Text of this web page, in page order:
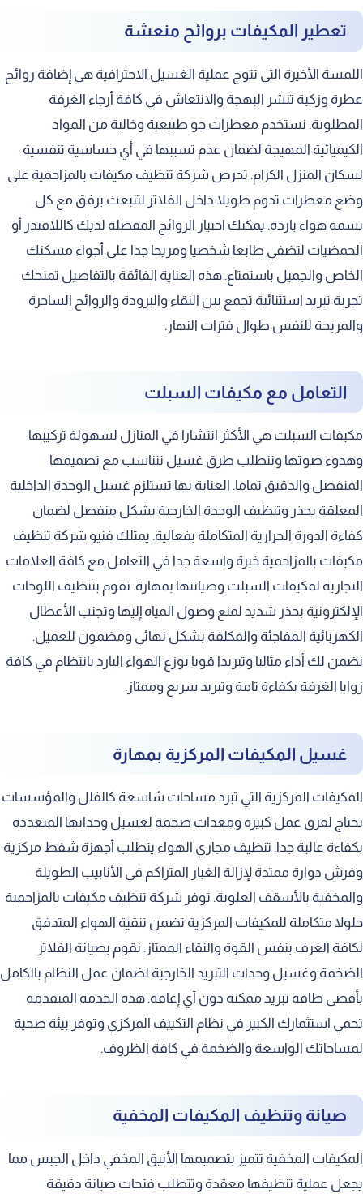
تعطير المكيفات بروائح منعشة
اللمسة الأخيرة التي تتوج عملية الغسيل الاحترافية هي إضافة روائح
عطرة وزكية تنشر البهجة والانتعاش في كافة أرجاء الغرفة
المطلوبة. نستخدم معطرات جو طبيعية وخالية من المواد
الكيميائية المهيجة لضمان عدم تسببها في أي حساسية تنفسية
لسكان المنزل الكرام. تحرص شركة تنظيف مكيفات بالمزاحمية على
وضع معطرات تدوم طويلا داخل الفلاتر لتنبعث برفق مع كل
نسمة هواء باردة. يمكنك اختيار الروائح المفضلة لديك كاللافندر أو
الحمضيات لتضفي طابعا شخصيا ومريحا جدا على أجواء مسكنك
الخاص والجميل باستمتاع. هذه العناية الفائقة بالتفاصيل تمنحك
تجربة تبريد استثنائية تجمع بين النقاء والبرودة والروائح الساحرة
والمريحة للنفس طوال فترات النهار.
التعامل مع مكيفات السبلت
مكيفات السبلت هي الأكثر انتشارا في المنازل لسهولة تركيبها
وهدوء صوتها وتتطلب طرق غسيل تتناسب مع تصميمها
المنفصل والدقيق تماما. العناية بها تستلزم غسيل الوحدة الداخلية
المعلقة بحذر وتنظيف الوحدة الخارجية بشكل منفصل لضمان
كفاءة الدورة الحرارية المتكاملة بفعالية. يمتلك فنيو شركة تنظيف
مكيفات بالمزاحمية خبرة واسعة جدا في التعامل مع كافة العلامات
التجارية لمكيفات السبلت وصيانتها بمهارة. نقوم بتنظيف اللوحات
الإلكترونية بحذر شديد لمنع وصول المياه إليها وتجنب الأعطال
الكهربائية المفاجئة والمكلفة بشكل نهائي ومضمون للعميل.
نضمن لك أداء مثاليا وتبريدا قويا يوزع الهواء البارد بانتظام في كافة
زوايا الغرفة بكفاءة تامة وتبريد سريع وممتاز.
غسيل المكيفات المركزية بمهارة
المكيفات المركزية التي تبرد مساحات شاسعة كالفلل والمؤسسات
تحتاج لفرق عمل كبيرة ومعدات ضخمة لغسيل وحداتها المتعددة
بكفاءة عالية جدا. تنظيف مجاري الهواء يتطلب أجهزة شفط مركزية
وفرش دوارة ممتدة لإزالة الغبار المتراكم في الأنابيب الطويلة
والمخفية بالأسقف العلوية. توفر شركة تنظيف مكيفات بالمزاحمية
حلولا متكاملة للمكيفات المركزية تضمن تنقية الهواء المتدفق
لكافة الغرف بنفس القوة والنقاء الممتاز. نقوم بصيانة الفلاتر
الضخمة وغسيل وحدات التبريد الخارجية لضمان عمل النظام بالكامل
بأقصى طاقة تبريد ممكنة دون أي إعاقة. هذه الخدمة المتقدمة
تحمي استثمارك الكبير في نظام التكييف المركزي وتوفر بيئة صحية
لمساحاتك الواسعة والضخمة في كافة الظروف.
صيانة وتنظيف المكيفات المخفية
المكيفات المخفية تتميز بتصميمها الأنيق المخفي داخل الجبس مما
يجعل عملية تنظيفها معقدة وتتطلب فتحات صيانة دقيقة